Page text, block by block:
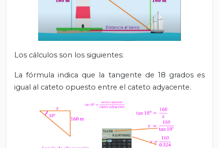
Los cálculos son los siguientes:
La fórmula indica que la tangente de 18 grados es
igual al cateto opuesto entre el cateto adyacente.